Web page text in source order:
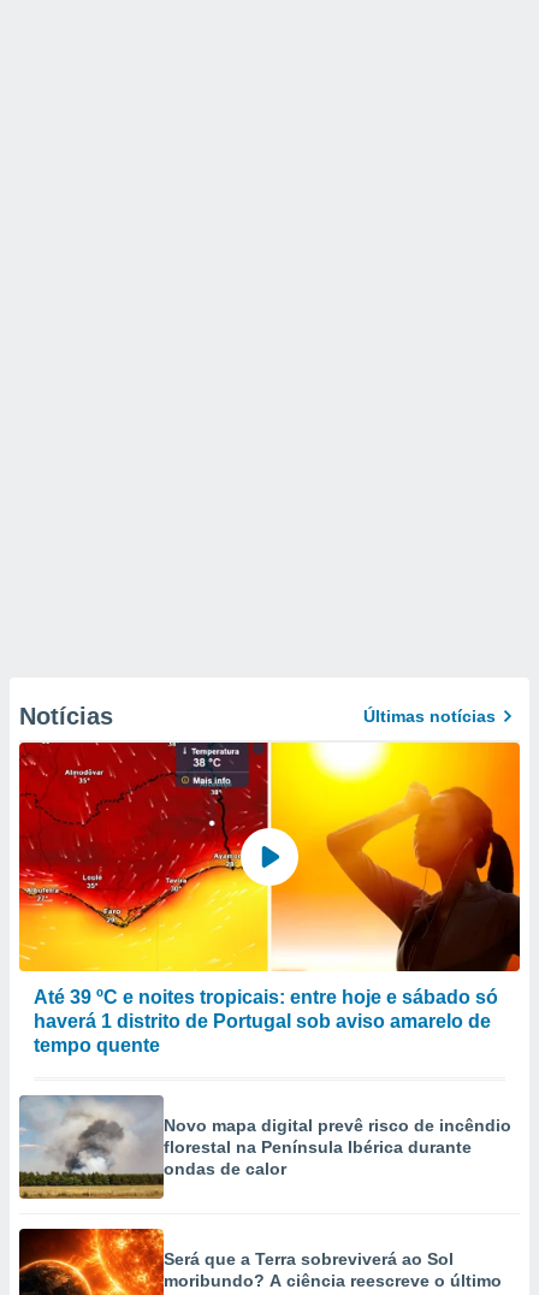
Notícias Últimas notícias
Até 39 ºC e noites tropicais: entre hoje e sábado só
haverá 1 distrito de Portugal sob aviso amarelo de
tempo quente
Novo mapa digital prevê risco de incêndio
florestal na Península Ibérica durante
ondas de calor
Será que a Terra sobreviverá ao Sol
moribundo? A ciência reescreve o último